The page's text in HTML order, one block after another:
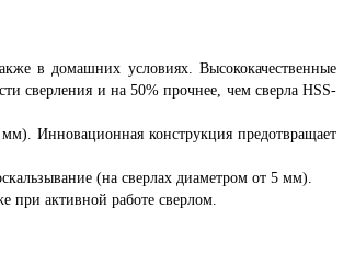
в домашних условиях. Высококачественные
сверления и на 50% прочнее, чем сверла HSS-
Инновационная конструкция предотвращает
(на сверлах диаметром от 5 мм).
при активной работе сверлом.